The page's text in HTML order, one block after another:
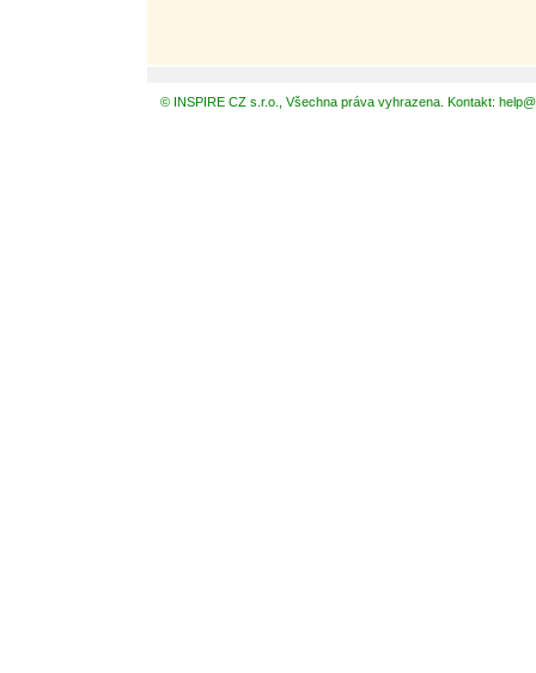
© INSPIRE CZ s.r.o., Všechna práva vyhrazena. Kontakt: